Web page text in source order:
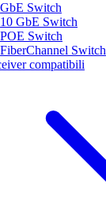
GbE Switch
10 GbE Switch
POE Switch
FiberChannel Switch
compatibili